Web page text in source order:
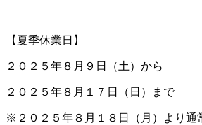
【夏季休業日】
２０２５年８月９日（土）から
２０２５年８月１７日（日）まで
※２０２５年８月１８日（月）より通